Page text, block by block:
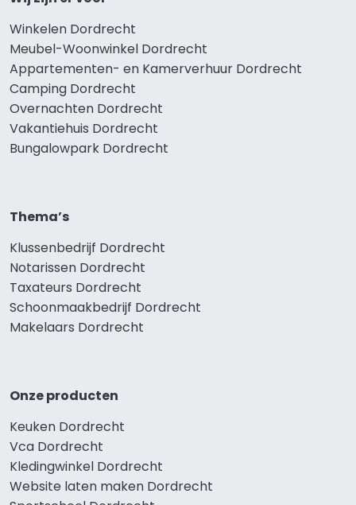
Winkelen Dordrecht
Meubel-Woonwinkel Dordrecht
Appartementen- en Kamerverhuur Dordrecht
Camping Dordrecht
Overnachten Dordrecht
Vakantiehuis Dordrecht
Bungalowpark Dordrecht
Thema’s
Klussenbedrijf Dordrecht
Notarissen Dordrecht
Taxateurs Dordrecht
Schoonmaakbedrijf Dordrecht
Makelaars Dordrecht
Onze producten
Keuken Dordrecht
Vca Dordrecht
Kledingwinkel Dordrecht
Website laten maken Dordrecht